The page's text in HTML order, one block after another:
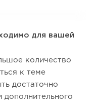
для вашей
количество
к теме
достаточно
дополнительного